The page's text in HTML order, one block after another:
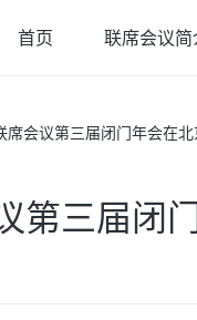
首页 联席会议简
席会议第三届闭门年会在
第三届闭